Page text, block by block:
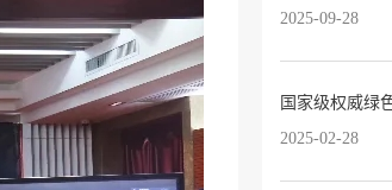
2025-09-28
2025-02-28